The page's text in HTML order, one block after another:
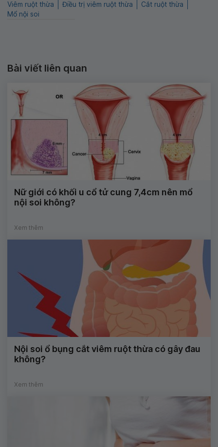
Viêm ruột thừa Điều trị viêm ruột thừa
Cắt ruột thừa
Mổ nội soi
Bài viết liên quan
Nữ giới có khối u cổ tử cung 7,4cm nên mổ
nội soi không?
Xem thêm
Nội soi ổ bụng cắt viêm ruột thừa có gây đau
không?
Xem thêm